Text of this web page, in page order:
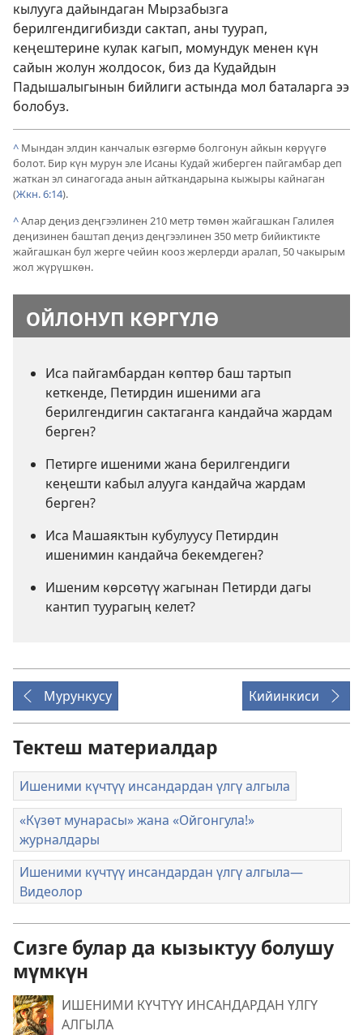
кылууга дайындаган Мырзабызга
берилгендигибизди сактап, аны туурап,
кеңештерине кулак кагып, момундук менен күн
сайын жолун жолдосок, биз да Кудайдын
Падышалыгынын бийлиги астында мол баталарга ээ
болобуз.
^ Мындан элдин канчалык өзгөрмө болгонун айкын көрүүгө
болот. Бир күн мурун эле Исаны Кудай жиберген пайгамбар деп
жаткан эл синагогада анын айткандарына кыжыры кайнаган
(Жкн. 6:14).
^Алар деңиз деңгээлинен 210 метр төмөн жайгашкан Галилея
деңизинен баштап деңиз деңгээлинен 350 метр бийиктикте
жайгашкан бул жерге чейин кооз жерлерди аралап, 50 чакырым
жол жүрүшкөн.
ОЙЛОНУП КӨРГҮЛӨ
Иса пайгамбардан көптөр баш тартып
кеткенде, Петирдин ишеними ага
берилгендигин сактаганга кандайча жардам
берген?
Петирге ишеними жана берилгендиги
кеңешти кабыл алууга кандайча жардам
берген?
Иса Машаяктын кубулуусу Петирдин
ишенимин кандайча бекемдеген?
Ишеним көрсөтүү жагынан Петирди дагы
кантип туурагың келет?
Мурункусу Кийинкиси
Тектеш материалдар
Ишеними күчтүү инсандардан үлгү алгыла
«Күзөт мунарасы» жана «Ойгонгула!»
журналдары
Ишеними күчтүү инсандардан үлгү алгыла​—
Видеолор
Сизге булар да кызыктуу болушу
мүмкүн
ИШЕНИМИ КҮЧТҮҮ ИНСАНДАРДАН ҮЛГҮ
АЛГЫЛА